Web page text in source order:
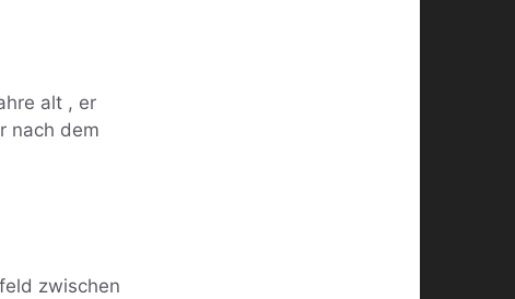
alt , er
nach dem
zwischen